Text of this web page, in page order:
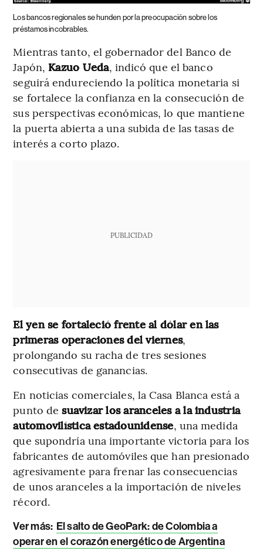
Los bancos regionales se hunden por la preocupación sobre los
préstamos incobrables.
Mientras tanto, el gobernador del Banco de
Japón, Kazuo Ueda, indicó que el banco
seguirá endureciendo la política monetaria si
se fortalece la confianza en la consecución de
sus perspectivas económicas, lo que mantiene
la puerta abierta a una subida de las tasas de
interés a corto plazo.
PUBLICIDAD
El yen se fortaleció frente al dólar en las
primeras operaciones del viernes,
prolongando su racha de tres sesiones
consecutivas de ganancias.
En noticias comerciales, la Casa Blanca está a
punto desuavizar los aranceles a la industria
automovilística estadounidense, una medida
que supondría una importante victoria para los
fabricantes de automóviles que han presionado
agresivamente para frenar las consecuencias
de unos aranceles a la importación de niveles
récord.
Ver más: El salto de GeoPark: de Colombia a
operar en el corazón energético de Argentina